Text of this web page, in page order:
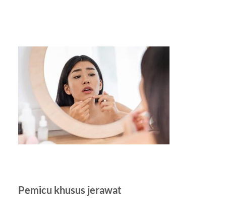
Pemicu khusus jerawat